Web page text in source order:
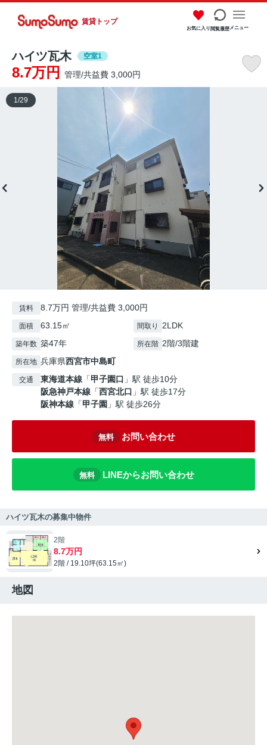
賃貸トップ
お気に入り閲覧履歴メニュー
ハイツ瓦木 空室1
8.7万円 管理/共益費 3,000円
1 /29
賃料 8.7万円 管理/共益費 3,000円
面積 63.15㎡ 間取り 2LDK
築年数 築47年 所在階 2階/3階建
所在地 兵庫県西宮市中島町
交通 東海道本線 「甲子園口 」駅 徒歩10分
阪急神戸本線 「西宮北口 」駅 徒歩17分
阪神本線 「甲子園 」駅 徒歩26分
無料 お問い合わせ
無料 LINEからお問い合わせ
ハイツ瓦木の募集中物件
2階
8.7万円
2階 / 19.10坪(63.15㎡)
地図